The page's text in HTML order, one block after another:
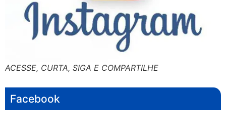
ACESSE, CURTA, SIGA E COMPARTILHE
Facebook